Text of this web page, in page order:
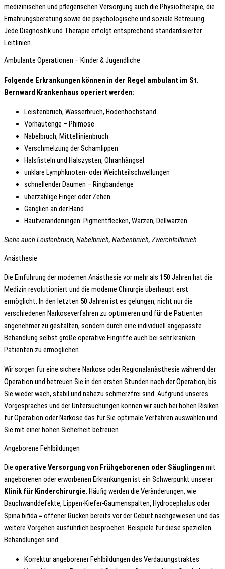
medizinischen und pflegerischen Versorgung auch die Physiotherapie, die
Ernährungsberatung sowie die psychologische und soziale Betreuung.
Jede Diagnostik und Therapie erfolgt entsprechend standardisierter
Leitlinien.
Ambulante Operationen – Kinder & Jugendliche
Folgende Erkrankungen können in der Regel ambulant im St.
Bernward Krankenhaus operiert werden:
Leistenbruch, Wasserbruch, Hodenhochstand
Vorhautenge – Phimose
Nabelbruch, Mittellinienbruch
Verschmelzung der Schamlippen
Halsfisteln und Halszysten, Ohranhängsel
unklare Lymphknoten- oder Weichteilschwellungen
schnellender Daumen – Ringbandenge
überzählige Finger oder Zehen
Ganglien an der Hand
Hautveränderungen: Pigmentflecken, Warzen, Dellwarzen
Siehe auch Leistenbruch, Nabelbruch, Narbenbruch, Zwerchfellbruch
Anästhesie
Die Einführung der modernen Anästhesie vor mehr als 150 Jahren hat die
Medizin revolutioniert und die moderne Chirurgie überhaupt erst
ermöglicht. In den letzten 50 Jahren ist es gelungen, nicht nur die
verschiedenen Narkoseverfahren zu optimieren und für die Patienten
angenehmer zu gestalten, sondern durch eine individuell angepasste
Behandlung selbst große operative Eingriffe auch bei sehr kranken
Patienten zu ermöglichen.
Wir sorgen für eine sichere Narkose oder Regionalanästhesie während der
Operation und betreuen Sie in den ersten Stunden nach der Operation, bis
Sie wieder wach, stabil und nahezu schmerzfrei sind. Aufgrund unseres
Vorgespräches und der Untersuchungen können wir auch bei hohen Risiken
für Operation oder Narkose das für Sie optimale Verfahren auswählen und
Sie mit einer hohen Sicherheit betreuen.
Angeborene Fehlbildungen
Die operative Versorgung von Frühgeborenen oder Säuglingen mit
angeborenen oder erworbenen Erkrankungen ist ein Schwerpunkt unserer
Klinik für Kinderchirurgie. Häufig werden die Veränderungen, wie
Bauchwanddefekte, Lippen-Kiefer-Gaumenspalten, Hydrocephalus oder
Spina bifida = offener Rücken bereits vor der Geburt nachgewiesen und das
weitere Vorgehen ausführlich besprochen. Beispiele für diese speziellen
Behandlungen sind:
Korrektur angeborener Fehlbildungen des Verdauungstraktes